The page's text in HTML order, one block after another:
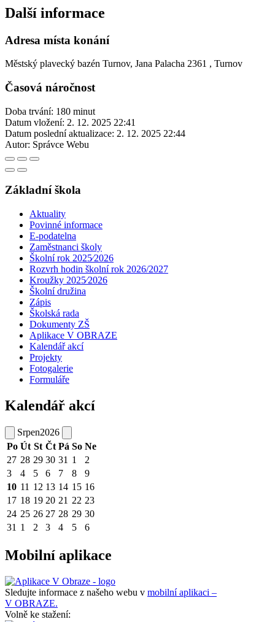
Další informace
Adresa místa konání
Městský plavecký bazén Turnov, Jana Palacha 2361 , Turnov
Časová náročnost
Doba trvání: 180 minut
Datum vložení: 2. 12. 2025 22:41
Datum poslední aktualizace: 2. 12. 2025 22:44
Autor: Správce Webu
Základní škola
Aktuality
Povinné informace
E-podatelna
Zaměstnanci školy
Školní rok 2025⁄2026
Rozvrh hodin školní rok 2026/2027
Kroužky 2025⁄2026
Školní družina
Zápis
Školská rada
Dokumenty ZŠ
Aplikace V OBRAZE
Kalendář akcí
Projekty
Fotogalerie
Formuláře
Kalendář akcí
Srpen2026
Po Út St Čt Pá So Ne
27 28 29 30 31 1
2
3
4 5 6 7 8
9
10 11 12 13 14 15 16
17 18 19 20 21 22 23
24 25 26 27 28 29 30
31 1 2 3 4 5 6
Mobilní aplikace
Sledujte informace z našeho webu v mobilní aplikaci –
V OBRAZE.
Volně ke stažení: